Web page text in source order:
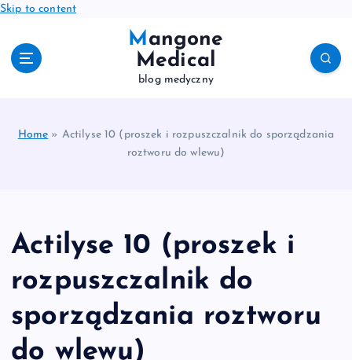
Skip to content
Mangone
Medical
blog medyczny
Home » Actilyse 10 (proszek i rozpuszczalnik do sporządzania
roztworu do wlewu)
Actilyse 10 (proszek i
rozpuszczalnik do
sporządzania roztworu
do wlewu)